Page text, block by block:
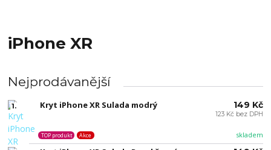
iPhone XR
Nejprodávanější
1. Kryt iPhone XR Sulada modrý
skladem
TOP produkt Akce
149 Kč
123 Kč bez DPH